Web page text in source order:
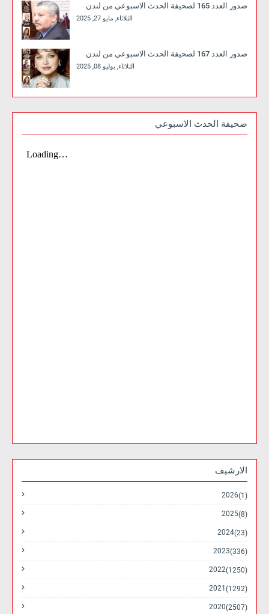
صدور العدد 165 لصحيفة الحدث الاسبوعي من لندن
الثلاثاء, مايو 27, 2025
صدور العدد 167 لصحيفة الحدث الاسبوعي من لندن
الثلاثاء, يوليو 08, 2025
صحيفة الحدث الاسبوعي
الارشيف
2026 (1)
2025 (8)
2024 (23)
2023 (336)
2022 (1250)
2021 (1292)
2020 (2507)